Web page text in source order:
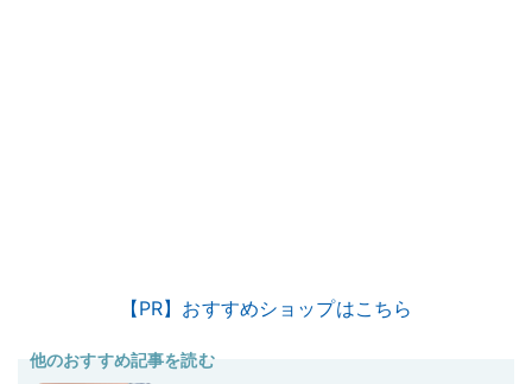
【PR】おすすめショップはこちら
他のおすすめ記事を読む